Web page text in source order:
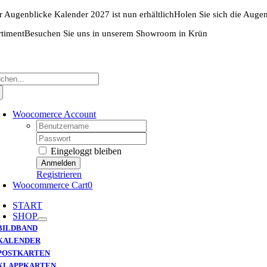
Zum
Inhalt
springen
Augenblicke Kalender 2027 ist nun erhältlichHolen Sie sich die
Besuchen Sie uns in unserem Showroom in Krün
Woocomerce Account
Username:
Password:
Eingeloggt bleiben
Registrieren
Woocommerce Cart0
START
SHOP